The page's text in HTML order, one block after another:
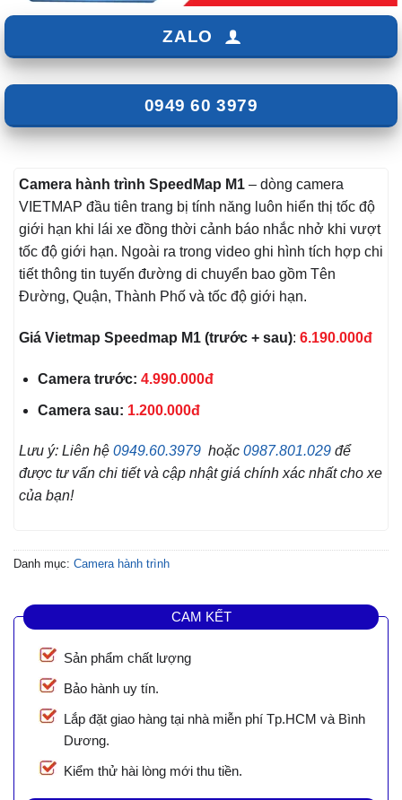
ZALO
0949 60 3979
Camera hành trình SpeedMap M1 – dòng camera
VIETMAP đầu tiên trang bị tính năng luôn hiển thị tốc độ
giới hạn khi lái xe đồng thời cảnh báo nhắc nhở khi vượt
tốc độ giới hạn. Ngoài ra trong video ghi hình tích hợp chi
tiết thông tin tuyến đường di chuyển bao gồm Tên
Đường, Quận, Thành Phố và tốc độ giới hạn.
Giá Vietmap Speedmap M1 (trước + sau): 6.190.000đ
Camera trước: 4.990.000đ
Camera sau: 1.200.000đ
Lưu ý: Liên hệ 0949.60.3979 hoặc 0987.801.029 để
được tư vấn chi tiết và cập nhật giá chính xác nhất cho xe
của bạn!
Danh mục: Camera hành trình
CAM KẾT
Sản phẩm chất lượng
Bảo hành uy tín.
Lắp đặt giao hàng tại nhà miễn phí Tp.HCM và Bình
Dương.
Kiểm thử hài lòng mới thu tiền.